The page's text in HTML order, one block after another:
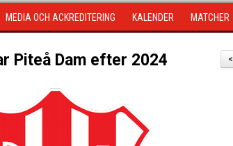
MEDIA OCH ACKREDITERING KALENDER MATCHER
<
Piteå Dam efter 2024